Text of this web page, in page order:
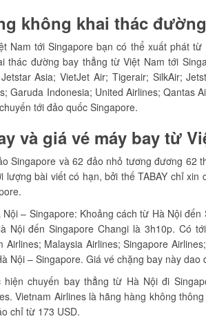
không khai thác
Nam tới Singapore bạn có thể xuất phát
thác đường bay thẳng từ Việt Nam tới
Asia; VietJet Air; Tigerair; SilkAir;
Garuda Indonesia; United Airlines; Qantas
tới đảo quốc Singapore.
và giá vé máy bay từ
Singapore và 62 đảo nhỏ tương đương 62
lượng bài viết có hạn, bởi thế TABAY chỉ
– Singapore: Khoảng cách từ Hà Nội
Nội đến Singapore Changi là 3h10p. Có
Airlines; Malaysia Airlines; Singapore
Nội – Singapore. Giá vé chặng bay này dao
hiện chuyến bay thẳng từ Hà Nội đi
Vietnam Airlines là hãng hàng không
chỉ từ 173 USD.